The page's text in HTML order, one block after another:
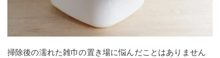
掃除後の濡れた雑巾の置き場に悩んだことはありません